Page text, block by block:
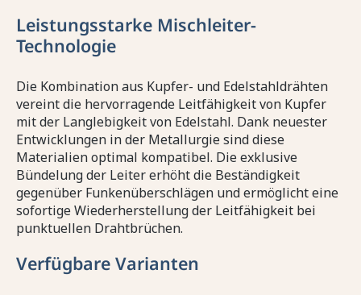
Leistungsstarke Mischleiter-
Technologie
Die Kombination aus Kupfer- und Edelstahldrähten
vereint die hervorragende Leitfähigkeit von Kupfer
mit der Langlebigkeit von Edelstahl. Dank neuester
Entwicklungen in der Metallurgie sind diese
Materialien optimal kompatibel. Die exklusive
Bündelung der Leiter erhöht die Beständigkeit
gegenüber Funkenüberschlägen und ermöglicht eine
sofortige Wiederherstellung der Leitfähigkeit bei
punktuellen Drahtbrüchen.
Verfügbare Varianten